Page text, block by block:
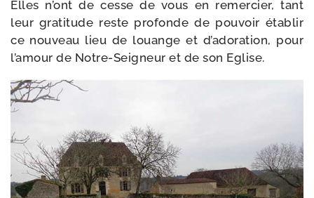
Elles n’ont de cesse de vous en remer­cier, tant
leur gra­ti­tude reste pro­fonde de pou­voir éta­blir
ce nou­veau lieu de louange et d’a­do­ra­tion, pour
l’a­mour de Notre-​Seigneur et de son Eglise.